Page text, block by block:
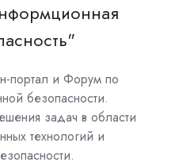
портал и Форум по
безопасности.
задач в области
технологий и